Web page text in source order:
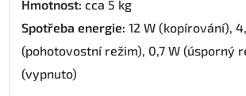
Hmotnost: cca 5 kg
Spotřeba energie: 12 W (kopírování),
(pohotovostní režim), 0,7 W (úsporný
(vypnuto)